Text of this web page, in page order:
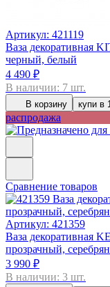
Артикул: 421119
Ваза декоративная
черный, белый
4 490 ₽
В наличии: 7 шт.
В корзину купи в
распродажа
Сравнение товаров
Артикул: 421359
Ваза декоративная
прозрачный,
3 990 ₽
В наличии: 3 шт.